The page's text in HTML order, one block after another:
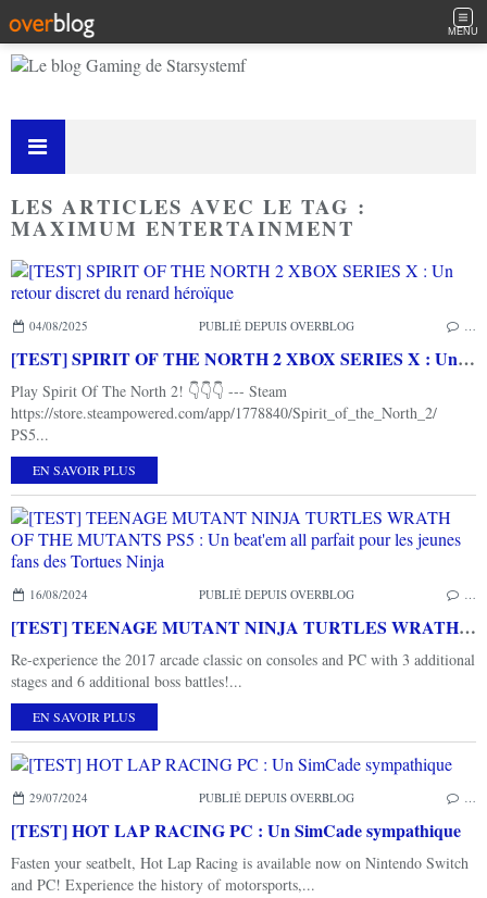
MENU
LES ARTICLES AVEC LE TAG :
MAXIMUM ENTERTAINMENT
04/08/2025 PUBLIÉ DEPUIS OVERBLOG
[TEST] SPIRIT OF THE NORTH 2 XBOX SERIES X : Un retour discret du renard héroïque
Play Spirit Of The North 2! 👇👇👇 --- Steam
https://store.steampowered.com/app/1778840/Spirit_of_the_North_2/
PS5...
EN SAVOIR PLUS
16/08/2024 PUBLIÉ DEPUIS OVERBLOG
[TEST] TEENAGE MUTANT NINJA TURTLES WRATH OF THE MUTANTS PS5 : Un beat'em all parfait pour les jeunes fans des Tortues Ninja
Re-experience the 2017 arcade classic on consoles and PC with 3 additional
stages and 6 additional boss battles!...
EN SAVOIR PLUS
29/07/2024 PUBLIÉ DEPUIS OVERBLOG
[TEST] HOT LAP RACING PC : Un SimCade sympathique
Fasten your seatbelt, Hot Lap Racing is available now on Nintendo Switch
and PC! Experience the history of motorsports,...